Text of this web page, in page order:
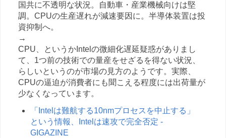
国共に不透明な状況。自動車・産業機械向けは堅
調。CPUの生産遅れが減速要因に。半導体装置は投
資抑制へ。
→
CPU、というかIntelの微細化遅延疑惑がありまし
て、1つ前の技術での量産をせざるを得ない状況、
らしいというのが市場の見方のようです。実際、
CPUの逼迫が消費者にも聞こえる程度には出荷量が
少なくなっています。
「Intelは難航する10nmプロセスを中止する」
という情報、Intelは速攻で完全否定 -
GIGAZINE